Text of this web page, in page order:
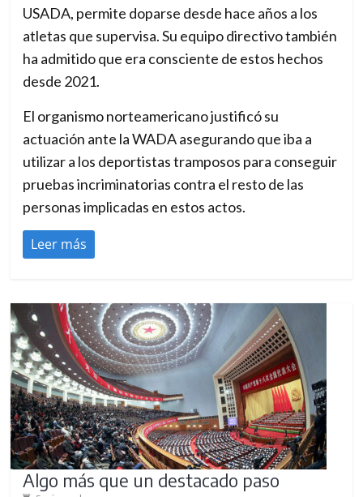
USADA, permite doparse desde hace años a los
atletas que supervisa. Su equipo directivo también
ha admitido que era consciente de estos hechos
desde 2021.
El organismo norteamericano justificó su
actuación ante la WADA asegurando que iba a
utilizar a los deportistas tramposos para conseguir
pruebas incriminatorias contra el resto de las
personas implicadas en estos actos.
Leer más
Algo más que un destacado paso